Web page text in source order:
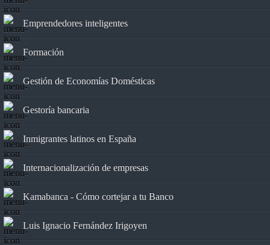
Emprendedores inteligentes
Formación
Gestión de Economías Domésticas
Gestoría bancaria
Inmigrantes latinos en España
Internacionalización de empresas
Kamabanca - Cómo cortejar a tu Banco
Luis Ignacio Fernández Irigoyen